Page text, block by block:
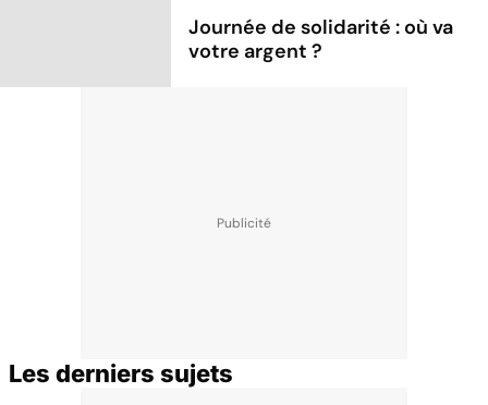
Journée de solidarité : où va
votre argent ?
Les derniers sujets